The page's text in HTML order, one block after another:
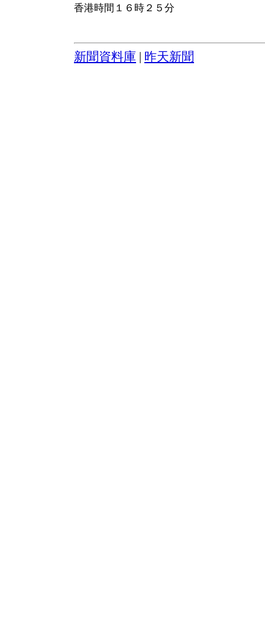
香港時間１６時２５分
新聞資料庫 昨天新聞